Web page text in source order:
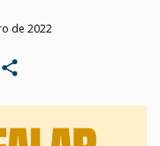
de 2022